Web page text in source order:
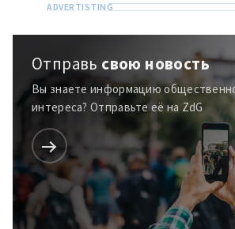
Отправь свою новость
Вы знаете информацию
интереса? Отправьте её на ZdG